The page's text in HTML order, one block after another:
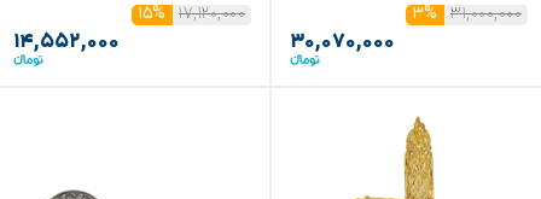
۳۱,۰۰۰,۰۰۰
۳%
۳۰,۰۷۰,۰۰۰
۱۷,۱۲۰,۰۰۰
۱۵%
۱۴,۵۵۲,۰۰۰